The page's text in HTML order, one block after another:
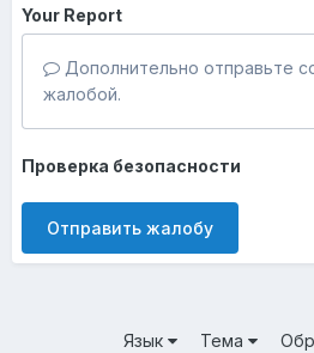
Your Report
Дополнительно отправьте
жалобой.
Проверка безопасности
Отправить жалобу
Язык Тема